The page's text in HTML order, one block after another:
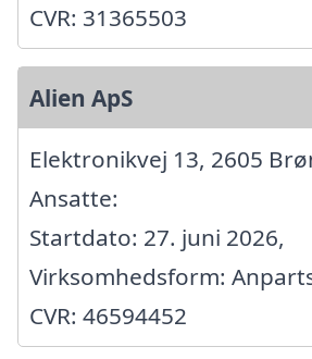
CVR: 31365503
Alien ApS
Elektronikvej 13, 2605
Ansatte:
Startdato: 27. juni 2026,
Virksomhedsform:
CVR: 46594452